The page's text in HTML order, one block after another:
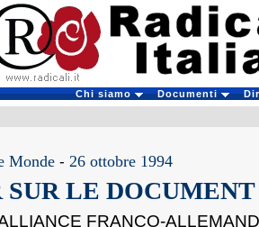
Chi siamo Documenti
Monde - 26 ottobre 1994
LE DOCUMENT
FRANCO-